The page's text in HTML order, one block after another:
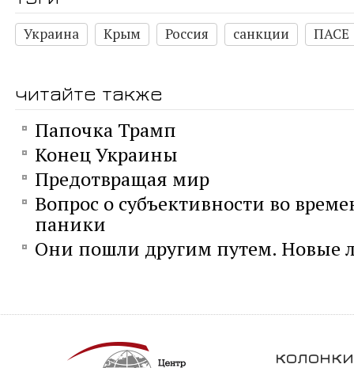
Украина Крым Россия санкции ПАСЕ
читайте также
Папочка Трамп
Конец Украины
Предотвращая мир
Вопрос о субъективности во
паники
Они пошли другим путем. Новые
колонки